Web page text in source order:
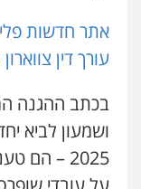
אתר חדשות
עורך דין
בכתב ההגנה
ושמעון לביא
2025 –